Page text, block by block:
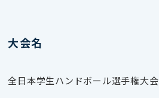
大会名
全日本学生ハンドボール選手権大会